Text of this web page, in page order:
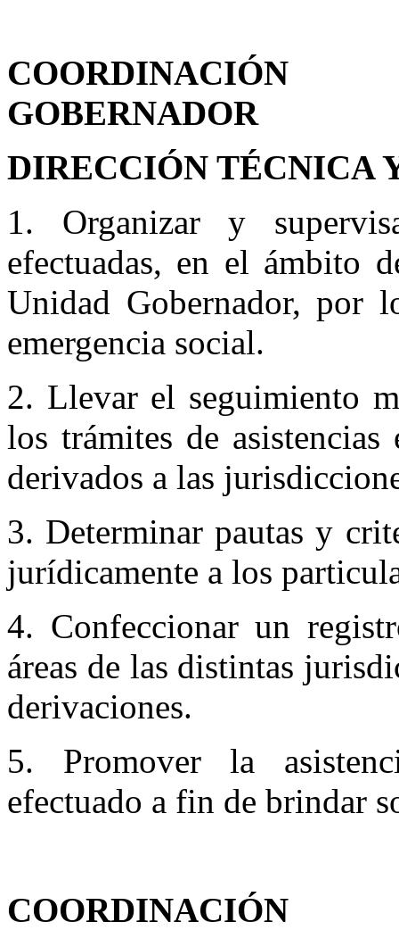
GOBERNADOR
DIRECCIÓN TÉCNICA
1. Organizar y
efectuadas, en el ámbito
Unidad Gobernador, por
emergencia social.
2. Llevar el seguimiento
los trámites de
derivados a las
3. Determinar pautas y
jurídicamente a los
4. Confeccionar un
áreas de las distintas
derivaciones.
5. Promover la
efectuado a fin de brindar